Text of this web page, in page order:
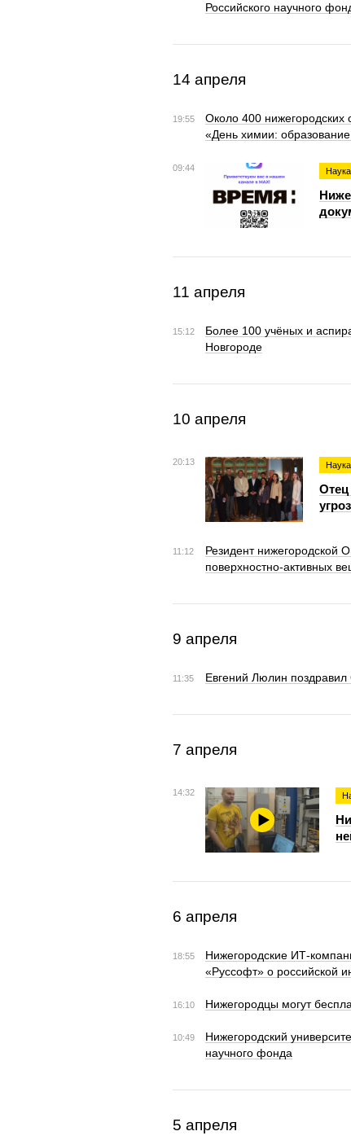
Российского научного
14 апреля
19:55
Около 400 нижегородских
«День химии:
09:44
11 апреля
15:12
Более 100 учёных и
Новгороде
10 апреля
20:13
Отец
11:12
Резидент нижегородской
поверхностно-активных
9 апреля
11:35 Евгений Люлин
7 апреля
14:32
6 апреля
18:55
Нижегородские ИТ-
«Руссофт» о российской
16:10 Нижегородцы могут
10:49
Нижегородский
научного фонда
5 апреля